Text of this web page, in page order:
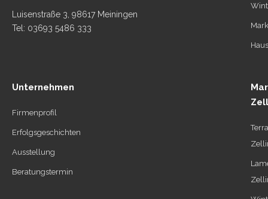
Luisenstraße 3, 98617 Meiningen
Tel: 03693 5486 333
Unternehmen
Firmenprofil
Erfolgsgeschichten
Ausstellung
Beratungstermin